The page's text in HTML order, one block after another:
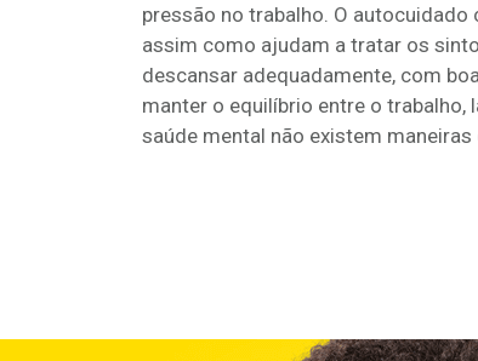
pressão no trabalho. O
assim como ajudam a tratar os
descansar adequadamente, com
manter o equilíbrio entre o trabalho,
saúde mental não existem